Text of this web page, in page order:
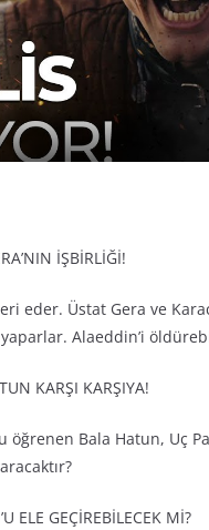
İŞBİRLİĞİ!
eder. Üstat Gera ve
Alaeddin’i
KARŞI KARŞIYA!
Bala Hatun, Uç
ELE GEÇİREBİLECEK Mİ?